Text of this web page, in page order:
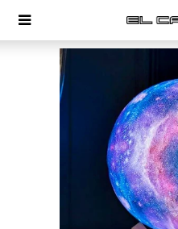
